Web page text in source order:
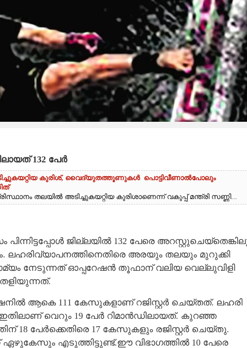
132 പേർ
കുരിശ്‌, വൈദ്യുതത്തൂണുകൾ പൊട്ടിവീണാൽപോലും
തലയിൽ അടിച്ചുകയറ്റിയ കുരിശാണെന്ന് വകുപ്പ് മന്ത്രി സണ്ണി...
ജില്ലയിൽ 132 പേരെ
ലഹരിവ്യാപനത്തിനെതിരെ അരയും തലയും മുറുക്കി
നേടുന്നത് ഓപ്പറേഷൻ തൂഫാന് വലിയ വെല്ലുവിളി
ആകെ 111 കേസുകളാണ് റജിസ്റ്റർ ചെയ്തത്. ലഹരി
ഇതിലാണ് വെറും 19 പേർ റിമാൻഡിലായത്. കുറഞ്ഞ
18 പേർക്കെതിരെ 17 കേസുകളും രജിസ്റ്റർ ചെയ്തു.
എടുത്തിട്ടുണ്ട്.ഈ വിഭാഗത്തിൽ 10 പേരെ